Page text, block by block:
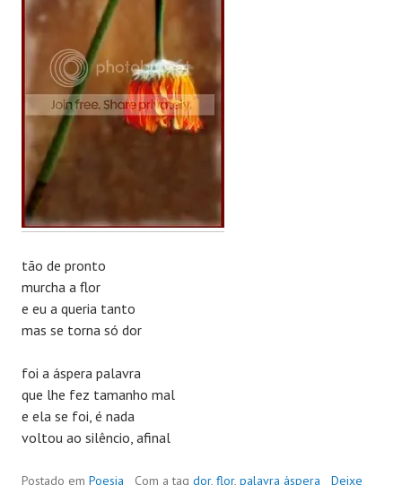
tão de pronto
murcha a flor
e eu a queria tanto
mas se torna só dor
foi a áspera palavra
que lhe fez tamanho mal
e ela se foi, é nada
voltou ao silêncio, afinal
Postado em Poesia Com a tag dor, flor, palavra áspera Deixe